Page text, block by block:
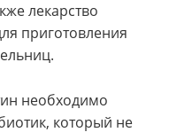
лекарство
приготовления
необходимо
который не